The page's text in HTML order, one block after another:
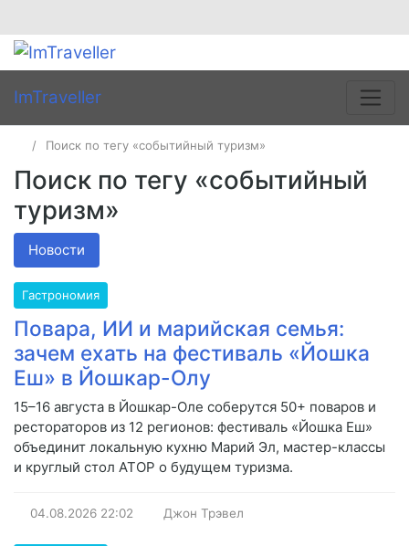
ImTraveller
Поиск по тегу «событийный туризм»
Поиск по тегу «событийный
туризм»
Новости
Гастрономия
Повара, ИИ и марийская семья:
зачем ехать на фестиваль «Йошка
Еш» в Йошкар-Олу
15–16 августа в Йошкар-Оле соберутся 50+ поваров и
рестораторов из 12 регионов: фестиваль «Йошка Еш»
объединит локальную кухню Марий Эл, мастер-классы
и круглый стол АТОР о будущем туризма.
04.08.2026 22:02 Джон Трэвел